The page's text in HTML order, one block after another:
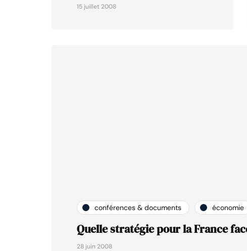
15 juillet 2008
conférences & documents économie
Quelle stratégie pour la France
28 juin 2008